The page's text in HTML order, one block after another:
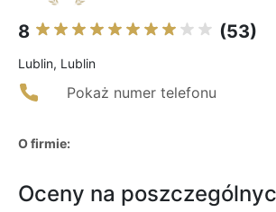
8 (53)
Lublin, Lublin
Pokaż numer telefonu
O firmie:
Oceny na